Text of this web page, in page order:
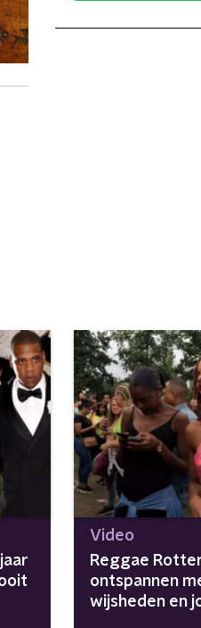
Video
Reggae
ontspannen
wijsheden en